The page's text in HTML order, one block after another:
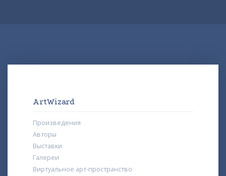
ArtWizard
Произведения
Авторы
Выставки
Галереи
Виртуальное арт-пространство